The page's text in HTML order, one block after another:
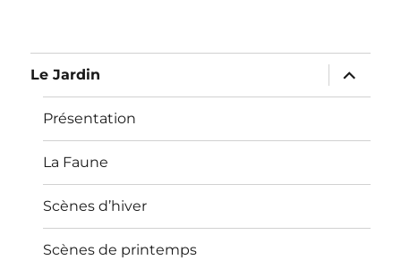
Le Jardin
expand
child
menu
Présentation
La Faune
Scènes d’hiver
Scènes de printemps